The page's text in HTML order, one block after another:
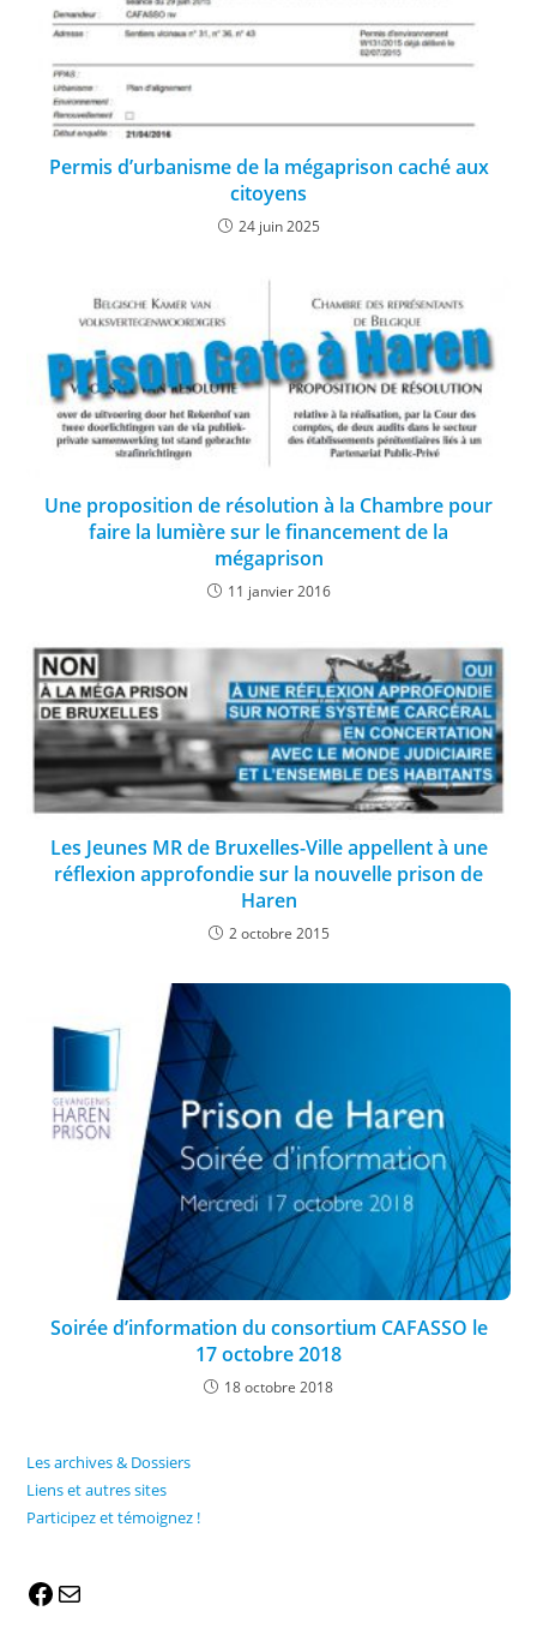
Permis d’urbanisme de la mégaprison caché aux
citoyens
24 juin 2025
Une proposition de résolution à la Chambre pour
faire la lumière sur le financement de la
mégaprison
11 janvier 2016
Les Jeunes MR de Bruxelles-Ville appellent à une
réflexion approfondie sur la nouvelle prison de
Haren
2 octobre 2015
Soirée d’information du consortium CAFASSO le
17 octobre 2018
18 octobre 2018
Les archives & Dossiers
Liens et autres sites
Participez et témoignez !